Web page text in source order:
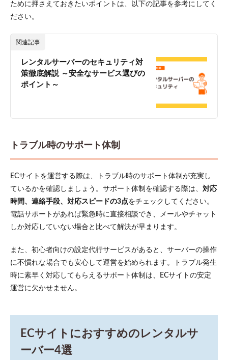
ラッ
ECサ
イト
6
った
EC
サイ
築の
手順
6.1
販売
商品
とタ
ット
を明
する
6.2
ルサ
ーバ
ーを
ために押さえておきたいポイントは、以下の記事を参考にしてく
ださい。
関連記事
レンタルサーバーのセキュリティ対
策徹底解説 ～安全なサービス選びの
ポイント～
トラブル時のサポート体制
ECサイトを運営する際は、トラブル時のサポート体制が充実し
ているかを確認しましょう。サポート体制を確認する際は、 対応
時間、連絡手段、対応スピードの3点をチェックしてください。
電話サポートがあれば緊急時に直接相談でき、メールやチャット
しか対応していない場合と比べて解決が早まります。
また、初心者向けの設定代行サービスがあると、サーバーの操作
に不慣れな場合でも安心して運営を始められます。トラブル発生
時に素早く対応してもらえるサポート体制は、ECサイトの安定
運営に欠かせません。
ECサイトにおすすめのレンタルサ
ーバー4選